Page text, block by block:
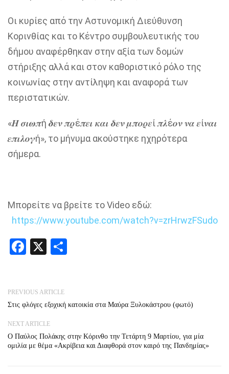
Οι κυρίες από την Αστυνομική Διεύθυνση
Κορινθίας και το Κέντρο συμβουλευτικής του
δήμου αναφέρθηκαν στην αξία των δομών
στήριξης αλλά και στον καθοριστικό ρόλο της
κοινωνίας στην αντίληψη και αναφορά των
περιστατικών.
«𝜢 𝝈𝜾𝝎𝝅ή 𝜹𝜺𝝂 𝝅𝝆έ𝝅𝜺𝜾 𝜿𝜶𝜾 𝜹𝜺𝝂 𝝁𝝅𝝄𝝆𝜺ί 𝝅𝝀έ𝝄𝝂 𝝂𝜶 𝜺ί𝝂𝜶𝜾
𝜺𝝅𝜾𝝀𝝄𝜸ή», το μήνυμα ακούστηκε ηχηρότερα
σήμερα.
Μπορείτε να βρείτε τοVideo εδώ:
https://www.youtube.com/watch?v=zrHrwzFSudo
Facebook
X
PREVIOUS ARTICLE
Στις φλόγες εξοχική κατοικία στα Μαύρα Ξυλοκάστρου (φωτό)
NEXT ARTICLE
Ο Παύλος Πολάκης στην Κόρινθο την Τετάρτη 9 Μαρτίου, για μία
ομιλία με θέμα «Ακρίβεια και Διαφθορά στον καιρό της Πανδημίας»